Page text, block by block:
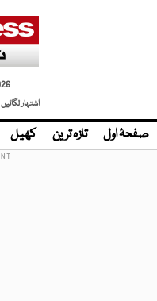
اشتہار لگائیں |
صفحۂ اول تازہ ترین کھیل